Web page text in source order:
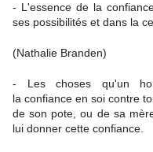
- L'essence de la
ses possibilités et dans la
(Nathalie Branden)
- Les choses qu'un
la confiance en soi contre
de son pote, ou de sa
lui donner cette confiance.